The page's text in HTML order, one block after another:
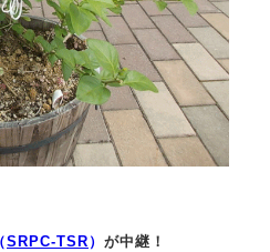
（SRPC-TSR ） が中継！